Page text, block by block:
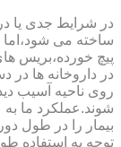
در شرایط جدی یا
ساخته می
پیچ خورده،بریس
در داروخانه ها در
روی ناحیه آسیب
شوند.عملکرد ما به
بیمار را در طول
توجه به استفاده